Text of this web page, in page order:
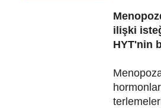
ilişki
HYT'nin